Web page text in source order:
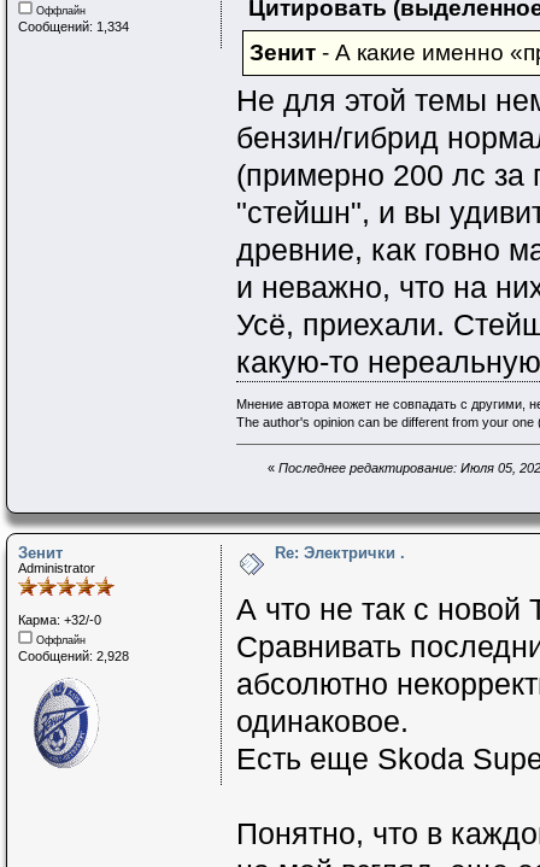
Оффлайн
Сообщений: 1,334
Цитировать
Зенит- А какие именно
Не для этой темы
бензин/гибрид
(примерно 200 лс за
"стейшн", и вы
древние, как говно
и неважно, что на
Усё, приехали.
какую-то
Мнение автора может не совпадать с другими,
The author's opinion can be different from your
« Последнее редактирование: Июля 05,
Зенит
Administrator
Карма: +32/-0
Оффлайн
Сообщений: 2,928
Re: Электрички .
А что не так с новой
Сравнивать
абсолютно
одинаковое.
Есть еще Skoda
Понятно, что в